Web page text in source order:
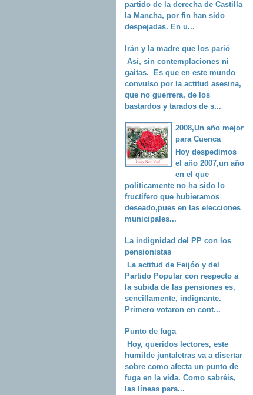
partido de la derecha de Castilla
la Mancha, por fin han sido
despejadas. En u...
Irán y la madre que los parió
Así, sin contemplaciones ni
gaitas. Es que en este mundo
convulso por la actitud asesina,
que no guerrera, de los
bastardos y tarados de s...
2008,Un año mejor
para Cuenca
Hoy despedimos
el año 2007,un año
en el que
politicamente no ha sido lo
fructifero que hubieramos
deseado,pues en las elecciones
municipales...
La indignidad del PP con los
pensionistas
La actitud de Feijóo y del
Partido Popular con respecto a
la subida de las pensiones es,
sencillamente, indignante.
Primero votaron en cont...
Punto de fuga
Hoy, queridos lectores, este
humilde juntaletras va a disertar
sobre como afecta un punto de
fuga en la vida. Como sabréis,
las líneas para...